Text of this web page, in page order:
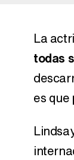
La
todas
es que